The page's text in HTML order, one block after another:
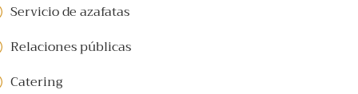
Servicio de azafatas
Relaciones públicas
Catering